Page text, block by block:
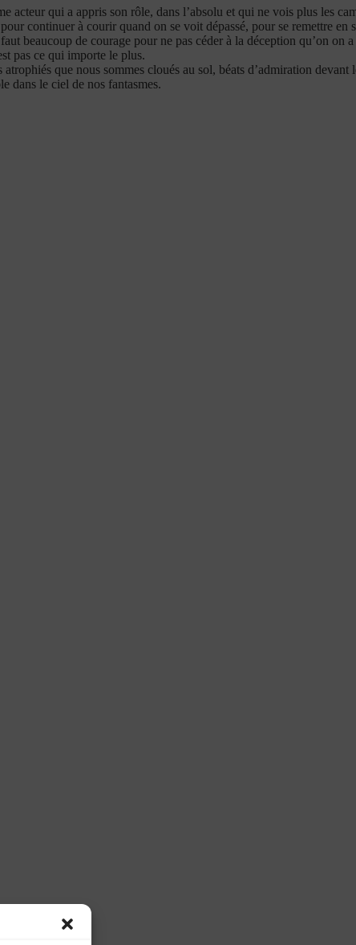
acteur qui a appris son rôle, dans l’absolu et qui ne vois plus les
continuer à courir quand on se voit dépassé, pour se remettre
beaucoup de courage pour ne pas céder à la déception qu’on on
pas ce qui importe le plus.
que nous sommes cloués au sol, béats d’admiration
dans le ciel de nos fantasmes.